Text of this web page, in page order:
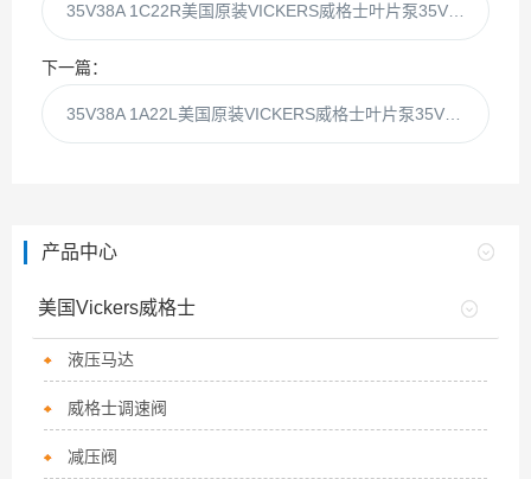
下一篇：
产品中心
美国Vickers威格士
液压马达
威格士调速阀
减压阀